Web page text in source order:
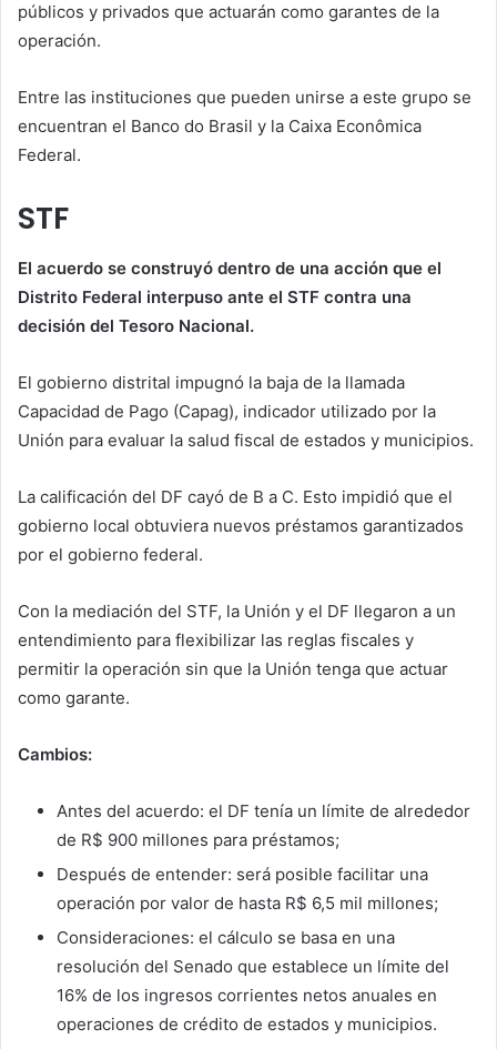
públicos y privados que actuarán como garantes de la
operación.
Entre las instituciones que pueden unirse a este grupo se
encuentran el Banco do Brasil y la Caixa Econômica
Federal.
STF
El acuerdo se construyó dentro de una acción que el
Distrito Federal interpuso ante el STF contra una
decisión del Tesoro Nacional.
El gobierno distrital impugnó la baja de la llamada
Capacidad de Pago (Capag), indicador utilizado por la
Unión para evaluar la salud fiscal de estados y municipios.
La calificación del DF cayó de B a C. Esto impidió que el
gobierno local obtuviera nuevos préstamos garantizados
por el gobierno federal.
Con la mediación del STF, la Unión y el DF llegaron a un
entendimiento para flexibilizar las reglas fiscales y
permitir la operación sin que la Unión tenga que actuar
como garante.
Cambios:
Antes del acuerdo: el DF tenía un límite de alrededor
de R$ 900 millones para préstamos;
Después de entender: será posible facilitar una
operación por valor de hasta R$ 6,5 mil millones;
Consideraciones: el cálculo se basa en una
resolución del Senado que establece un límite del
16% de los ingresos corrientes netos anuales en
operaciones de crédito de estados y municipios.